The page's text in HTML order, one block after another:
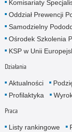
Komisariaty
Oddział Prewencji
Samodzielny
Ośrodek Szkolenia
KSP w Unii
Działania
Aktualności
Profilaktyka
Praca
Listy rankingowe